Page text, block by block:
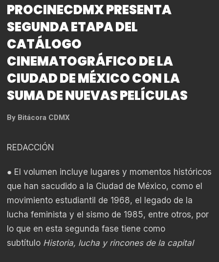
PROCINECDMX PRESENTA
SEGUNDA ETAPA DEL
CATÁLOGO
CINEMATOGRÁFICO DE LA
CIUDAD DE MÉXICO CON LA
SUMA DE NUEVAS PELÍCULAS
By Bitácora CDMX
REDACCIÓN
● El volumen incluye lugares y momentos históricos
que han sacudido a la Ciudad de México, como el
movimiento estudiantil de 1968, el legado de la
lucha feminista y el sismo de 1985, entre otros, por
lo que en esta segunda fase tiene como
subtítulo Historia, lucha y rincones de la capital